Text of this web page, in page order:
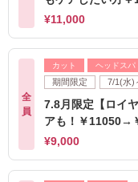
¥11,000
全
員
カット ヘッドスパ
期間限定 7/1(水)
7.8月限定【ロイ
アも！￥11050→
¥9,000